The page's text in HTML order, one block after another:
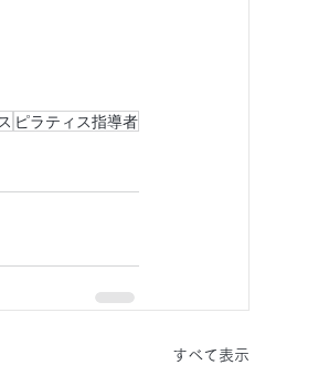
ピラティス指導者
すべて表示